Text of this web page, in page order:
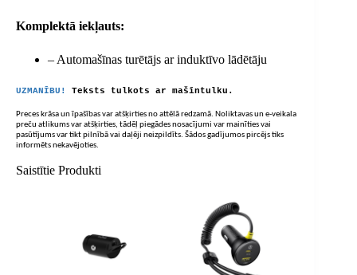
Komplektā iekļauts:
– Automašīnas turētājs ar induktīvo lādētāju
UZMANĪBU! Teksts tulkots ar mašīntulku.
Preces krāsa un īpašības var atšķirties no attēlā redzamā. Noliktavas un e-veikala
preču atlikums var atšķirties, tādēļ piegādes nosacījumi var mainīties vai
pasūtījums var tikt pilnībā vai daļēji neizpildīts. Šādos gadījumos pircējs tiks
informēts nekavējoties.
Saistītie Produkti